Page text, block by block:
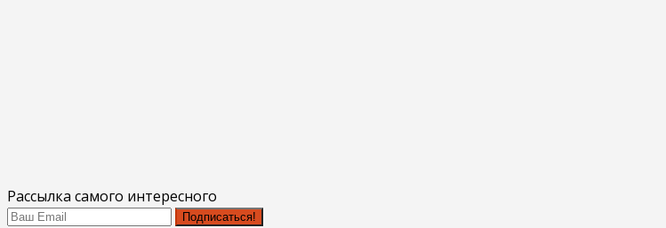
Рассылка самого интересного
Подписаться!